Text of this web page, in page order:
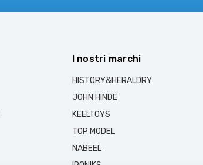
I nostri marchi
HISTORY&HERALDRY
JOHN HINDE
KEELTOYS
TOP MODEL
NABEEL